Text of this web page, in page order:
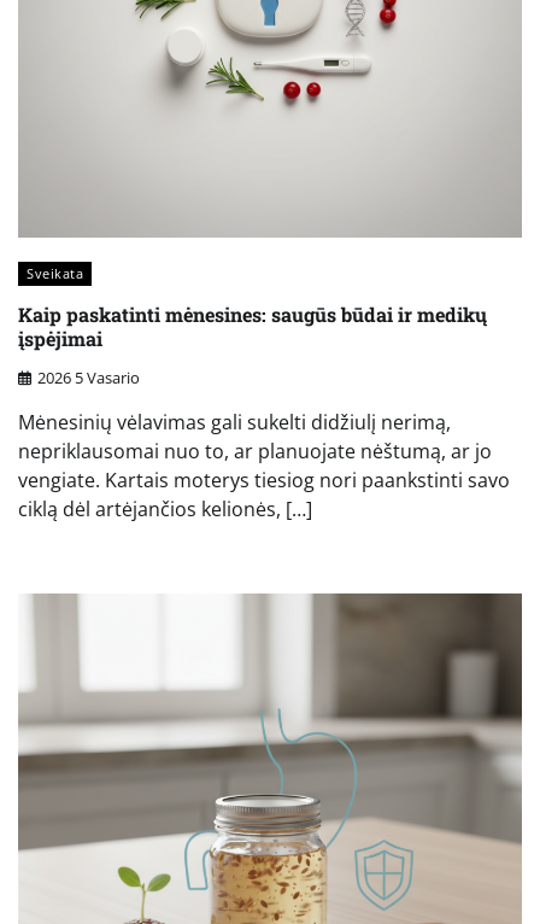
Sveikata
Kaip paskatinti mėnesines: saugūs būdai ir medikų
įspėjimai
2026 5 Vasario
Mėnesinių vėlavimas gali sukelti didžiulį nerimą,
nepriklausomai nuo to, ar planuojate nėštumą, ar jo
vengiate. Kartais moterys tiesiog nori paankstinti savo
ciklą dėl artėjančios kelionės, […]